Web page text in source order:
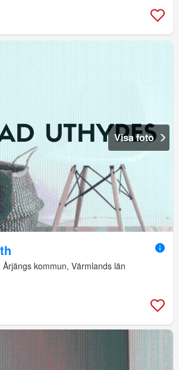
Visa foto
Årjängs kommun, Värmlands län